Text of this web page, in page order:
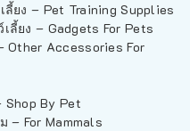
ยง – Pet Training Supplies
ลี้ยง – Gadgets For Pets
Other Accessories For
Shop By Pet
– For Mammals